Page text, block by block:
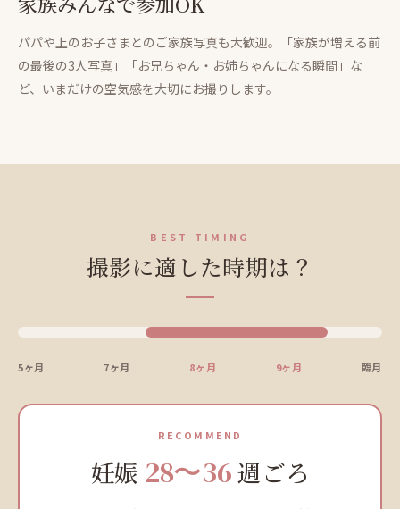
パパや上のお子さまとのご家族写真も大歓迎。「家族が増える前
の最後の3人写真」「お兄ちゃん・お姉ちゃんになる瞬間」な
ど、いまだけの空気感を大切にお撮りします。
BEST TIMING
撮影に適した時期は？
5ヶ月 7ヶ月 8ヶ月 9ヶ月 臨月
RECOMMEND
妊娠 28〜36週ごろ